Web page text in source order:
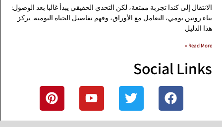
الانتقال إلى كندا تجربة ممتعة، لكن التحدي الحقيقي يبدأ غالبا بعد الوصول:
بناء روتين يومي، التعامل مع الأوراق، وفهم تفاصيل الحياة اليومية. يركز
هذا الدليل
Read More »
Social Links